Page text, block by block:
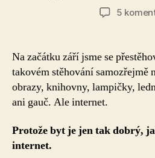
5
Na začátku září jsme se
takovém stěhování samozřejmě
obrazy, knihovny, lampičky,
ani gauč. Ale internet.
Protože byt je jen tak dobrý,
internet.